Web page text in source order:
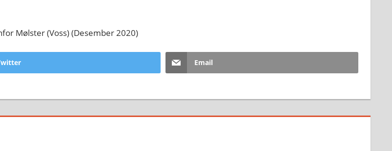
Mølster (Voss) (Desember 2020)
Email